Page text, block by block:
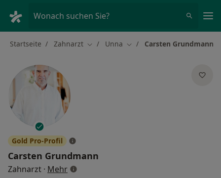
Wonach suchen Sie?
Startseite Zahnarzt Stadt ändern
Unna Stadt ändern
Carsten Grundmann
Gold Pro-Profil
Carsten Grundmann
Zahnarzt · Mehrüber Spezialisierungen